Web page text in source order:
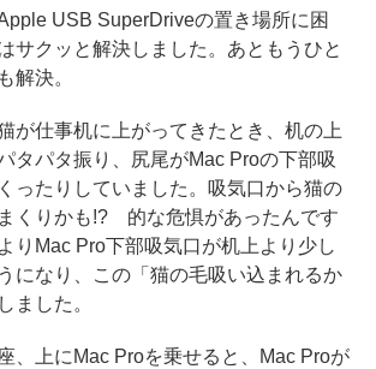
USB SuperDriveの置き場所に困
サクッと解決しました。あともうひと
解決。
が仕事机に上がってきたとき、机の上
タパタ振り、尻尾がMac Proの下部吸
ったりしていました。吸気口から猫の
くりかも!? 的な危惧があったんです
りMac Pro下部吸気口が机上より少し
になり、この「猫の毛吸い込まれるか
ました。
、上にMac Proを乗せると、Mac Proが